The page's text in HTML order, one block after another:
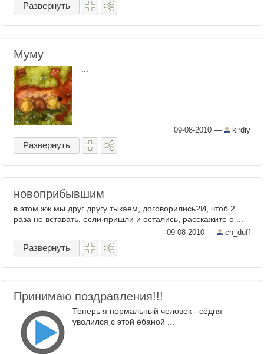
Развернуть
Муму
09-08-2010 — kirdiy
Развернуть
новоприбывшим
в этом жж мы друг другу тыкаем, договорились?И, чтоб 2
раза не вставать, если пришли и остались, расскажите о ...
09-08-2010 — ch_duff
Развернуть
Принимаю поздравления!!!
Теперь я нормальный человек - сёдня
уволился с этой ёбаной ...